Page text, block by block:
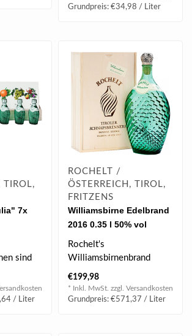
Grundpreis: €34,98 / Liter
TIROL,
7x
sind
u..
/ Liter
ROCHELT /
ÖSTERREICH, TIROL,
FRITZENS
Williamsbirne Edelbrand
2016 0.35 l 50% vol
Rochelt's
Williamsbirnenbrand
strotzt an saftigen und
fruchtigen Aromen
vollreif..
€199,98
* Inkl. MwSt. zzgl. Versandkosten
Grundpreis: €571,37 / Liter